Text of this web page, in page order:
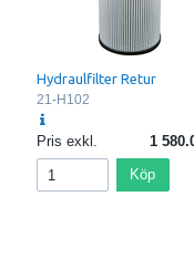
Hydraulfilter Retur
21-H102
Pris exkl. 1
Köp